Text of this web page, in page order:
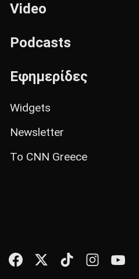
Video
Podcasts
Εφημερίδες
Widgets
Newsletter
Το CNN Greece